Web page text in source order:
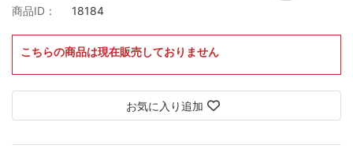
商品ID： 18184
こちらの商品は現在販売しておりません
お気に入り追加